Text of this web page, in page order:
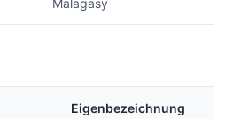
Malagasy
Eigenbezeichnung